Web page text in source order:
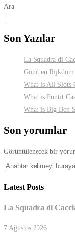
Ara
Son Yazılar
La Squadra di
Goud en
What is All Slots
What is Puntit
What is Big Ben
Son yorumlar
Görüntülenecek bir
Latest Posts
La Squadra di
7 Ağustos 2026